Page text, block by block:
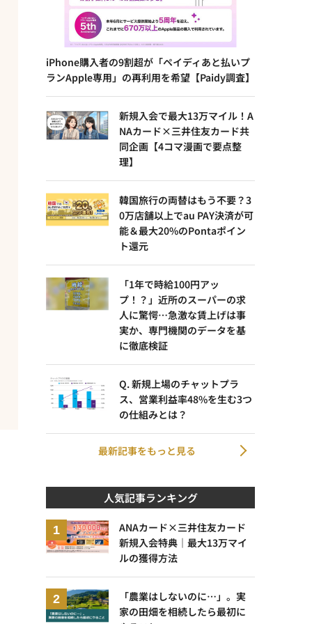
iPhone購入者の9割超が「ペイディあと払いプ
ランApple専用」の再利用を希望【Paidy調査】
新規入会で最大13万マイル！A
NAカード×三井住友カード共
同企画【4コマ漫画で要点整
理】
韓国旅行の両替はもう不要？3
0万店舗以上でau PAY決済が可
能＆最大20%のPontaポイン
ト還元
「1年で時給100円アッ
プ！？」近所のスーパーの求
人に驚愕…急激な賃上げは事
実か、専門機関のデータを基
に徹底検証
Q. 新規上場のチャットプラ
ス、営業利益率48%を生む3つ
の仕組みとは？
最新記事をもっと見る
人気記事ランキング
ANAカード×三井住友カード
新規入会特典｜最大13万マイ
ルの獲得方法
「農業はしないのに…」。実
家の田畑を相続したら最初に